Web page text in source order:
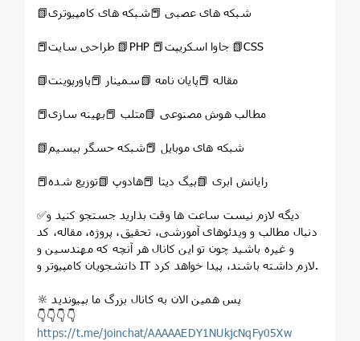
📗شبکه های عصبی 📕شبکه های کامپیوتری
📕طراحی سایت 📗PHP 📕جاوا اسکریپت 📗CSS
📗مقاله 📕پایان نامه 📗سمینار 📕پاورپوینت
📕مطالب هوش مصنوعی 📗متلب 📕بهینه سازی
📗شبکه های موبایل 📕شبکه حسگر بیسیم
📕رایانش ابری 📗بیگ دیتا 📕هادوپ 📗توزیع شده
✅دیگه لازم نیست ساعت ها وقت بذارید جستجو کنید و
دنبال مطالب و ویدئوهای آموزشی، تحقیق، پروژه، مقاله، کد
و غیره باشید چون تو این کانال هر آنچه که مهندسین و
دانشجویان کامپیوتر و IT لازم داشته باشند، پیدا خواهد کرد.
🔆 پس همین الان به کانال بزرگ ما بپیوندید
👇👇👇👇
https://t.me/joinchat/AAAAAEDY1NUkjcNqFy05Xw